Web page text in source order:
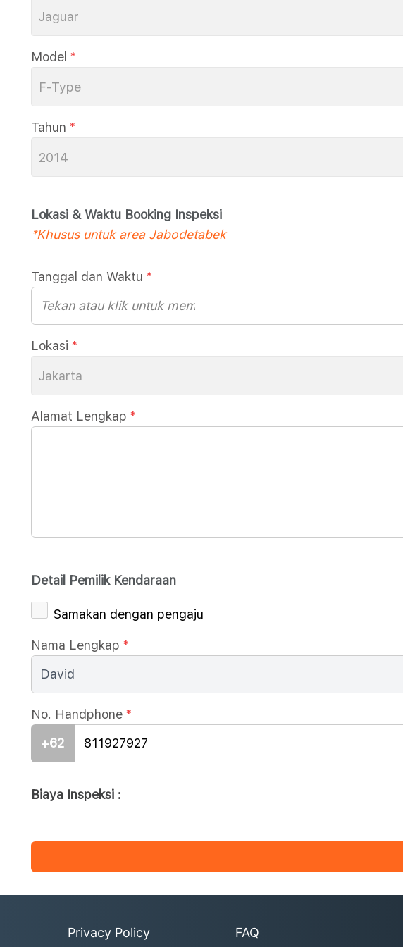
Jaguar
Model *
F-Type
Tahun *
2014
Lokasi & Waktu Booking Inspeksi
*Khusus untuk area Jabodetabek
Tanggal dan Waktu *
Lokasi *
Jakarta
Alamat Lengkap *
Detail Pemilik Kendaraan
Samakan dengan pengaju
Nama Lengkap *
No. Handphone *
+62
Biaya Inspeksi :
Privacy Policy FAQ